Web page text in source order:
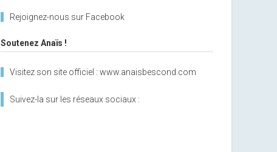
Rejoignez-nous sur Facebook
Soutenez Anaïs !
Visitez son site officiel : www.anaisbescond.com
Suivez-la sur les réseaux sociaux :